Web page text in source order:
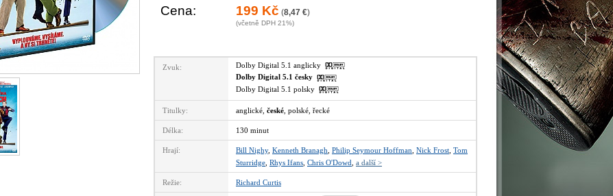
Cena: 199 Kč (8,47 €)
(včetně DPH 21%)
Zvuk:
Dolby Digital 5.1 anglicky
Dolby Digital 5.1 česky
Dolby Digital 5.1 polsky
Titulky: anglické, české , polské, řecké
Délka: 130 minut
Hrají: Bill Nighy, Kenneth Branagh Philip Seymour Hoffman Nick Frost Tom
Sturridge Rhys Ifans Chris O'Dowd a další >
Režie: Richard Curtis